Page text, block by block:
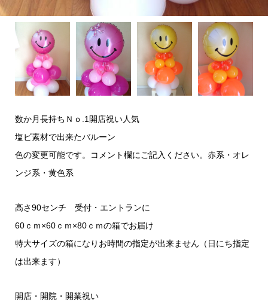
数か月長持ちＮｏ.1開店祝い人気
塩ビ素材で出来たバルーン
色の変更可能です。コメント欄にご記入ください。赤系・オレ
ンジ系・黄色系
高さ90センチ 受付・エントランに
60ｃｍ×60ｃｍ×80ｃｍの箱でお届け
特大サイズの箱になりお時間の指定が出来ません（日にち指定
は出来ます）
開店・開院・開業祝い